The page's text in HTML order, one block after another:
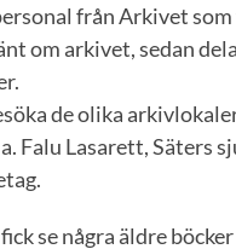
från Arkivet
om arkivet, sedan
de olika
Falu Lasarett, Säters
se några äldre